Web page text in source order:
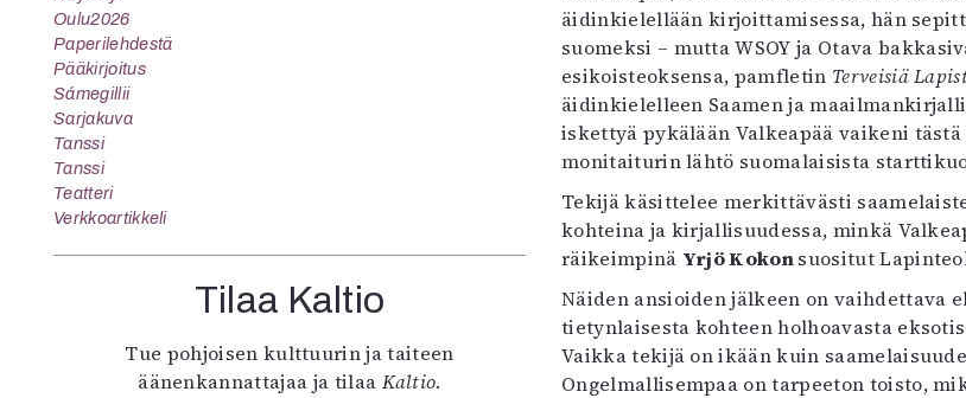
äidinkielellään kirjoittamisessa, hän
suomeksi – mutta WSOY ja Otava
esikoisteoksensa, pamfletin Terveisiä
äidinkielelleen Saamen ja
iskettyä pykälään Valkeapää vaikeni
monitaiturin lähtö suomalaisista
Tekijä käsittelee merkittävästi
kohteina ja kirjallisuudessa, minkä
räikeimpinä Yrjö Kokonsuositut
Näiden ansioiden jälkeen on
tietynlaisesta kohteen holhoavasta
Vaikka tekijä on ikään kuin
Ongelmallisempaa on tarpeeton toisto,
Oulu2026
Paperilehdestä
Pääkirjoitus
Sámegillii
Sarjakuva
Tanssi
Tanssi
Teatteri
Verkkoartikkeli
Tilaa Kaltio
Tue pohjoisen kulttuurin ja taiteen
äänenkannattajaa ja tilaa Kaltio.